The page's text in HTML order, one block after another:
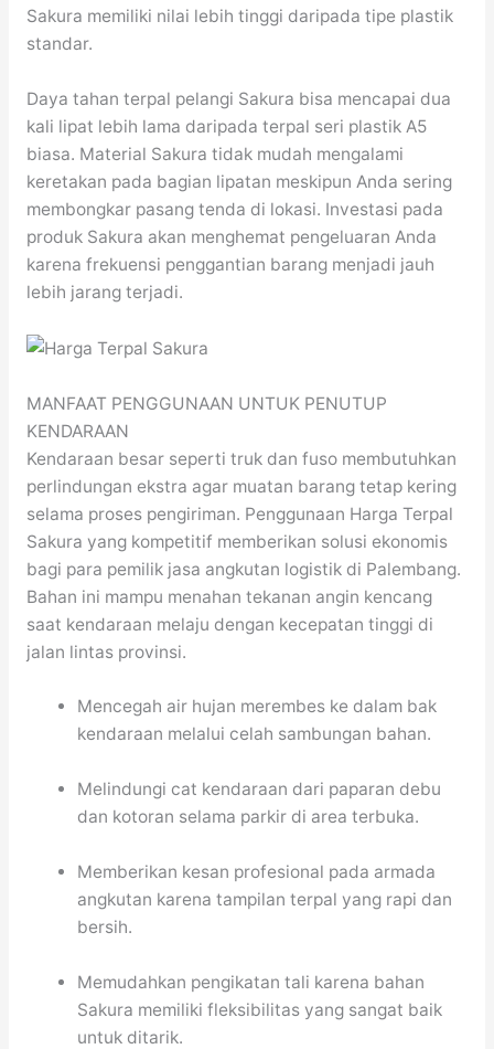
Sakura memiliki nilai lebih tinggi daripada tipe plastik
standar.
Daya tahan terpal pelangi Sakura bisa mencapai dua
kali lipat lebih lama daripada terpal seri plastik A5
biasa. Material Sakura tidak mudah mengalami
keretakan pada bagian lipatan meskipun Anda sering
membongkar pasang tenda di lokasi. Investasi pada
produk Sakura akan menghemat pengeluaran Anda
karena frekuensi penggantian barang menjadi jauh
lebih jarang terjadi.
MANFAAT PENGGUNAAN UNTUK PENUTUP
KENDARAAN
Kendaraan besar seperti truk dan fuso membutuhkan
perlindungan ekstra agar muatan barang tetap kering
selama proses pengiriman. Penggunaan Harga Terpal
Sakura yang kompetitif memberikan solusi ekonomis
bagi para pemilik jasa angkutan logistik di Palembang.
Bahan ini mampu menahan tekanan angin kencang
saat kendaraan melaju dengan kecepatan tinggi di
jalan lintas provinsi.
Mencegah air hujan merembes ke dalam bak
kendaraan melalui celah sambungan bahan.
Melindungi cat kendaraan dari paparan debu
dan kotoran selama parkir di area terbuka.
Memberikan kesan profesional pada armada
angkutan karena tampilan terpal yang rapi dan
bersih.
Memudahkan pengikatan tali karena bahan
Sakura memiliki fleksibilitas yang sangat baik
untuk ditarik.